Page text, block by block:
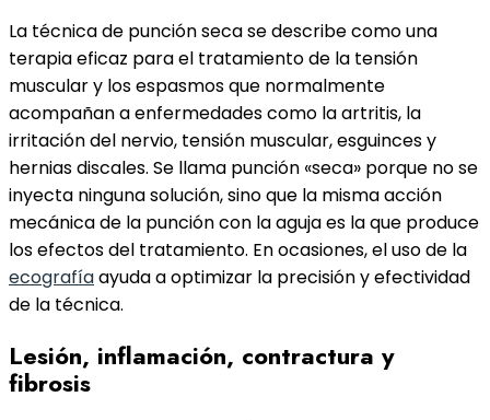
La técnica de punción seca se describe como una
terapia eficaz para el tratamiento de la tensión
muscular y los espasmos que normalmente
acompañan a enfermedades como la artritis, la
irritación del nervio, tensión muscular, esguinces y
hernias discales. Se llama punción «seca» porque no se
inyecta ninguna solución, sino que la misma acción
mecánica de la punción con la aguja es la que produce
los efectos del tratamiento. En ocasiones, el uso de la
ecografíaayuda a optimizar la precisión y efectividad
de la técnica.
Lesión, inflamación, contractura y
fibrosis